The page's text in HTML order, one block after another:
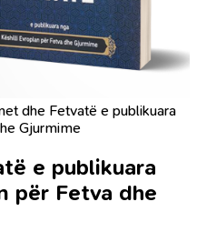
dhe Fetvatë e publikuara
Gjurmime
e publikuara
për Fetva dhe